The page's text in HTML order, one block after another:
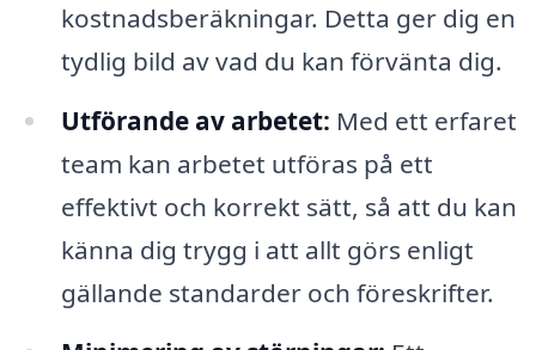
kostnadsberäkningar. Detta ger dig en
tydlig bild av vad du kan förvänta dig.
Utförande av arbetet: Med ett erfaret
team kan arbetet utföras på ett
effektivt och korrekt sätt, så att du kan
känna dig trygg i att allt görs enligt
gällande standarder och föreskrifter.